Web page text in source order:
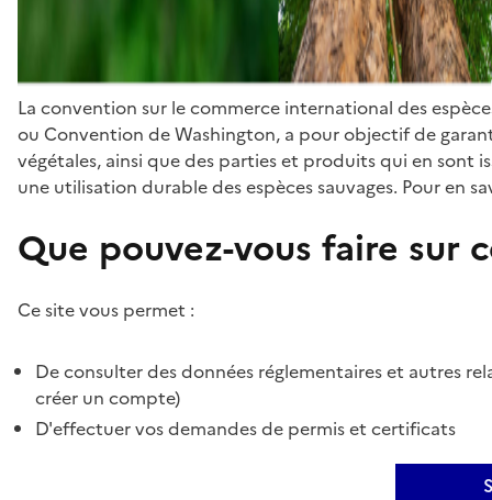
La convention sur le commerce international des
ou Convention de Washington, a pour objectif de
végétales, ainsi que des parties et produits qui en sont
une utilisation durable des espèces sauvages. Pour en
Que pouvez-vous faire sur
Ce site vous permet :
De consulter des données réglementaires et autres
créer un compte)
D'effectuer vos demandes de permis et certificats